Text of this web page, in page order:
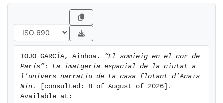
TOJO GARCÍA, Ainhoa.
“El somieig en el cor de
París”: La imatgeria espacial de la ciutat a
l'univers narratiu de La casa flotant d’Anaïs
Nin.
[consulted: 8 of August of 2026].
Available at: